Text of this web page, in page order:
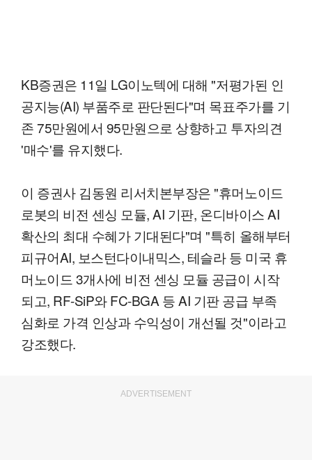
KB증권은 11일 LG이노텍에 대해 "저평가된 인
공지능(AI) 부품주로 판단된다"며 목표주가를 기
존 75만원에서 95만원으로 상향하고 투자의견
'매수'를 유지했다.
이 증권사 김동원 리서치본부장은 "휴머노이드
로봇의 비전 센싱 모듈, AI 기판, 온디바이스 AI
확산의 최대 수혜가 기대된다"며 "특히 올해부터
피규어AI, 보스턴다이내믹스, 테슬라 등 미국 휴
머노이드 3개사에 비전 센싱 모듈 공급이 시작
되고, RF-SiP와 FC-BGA 등 AI 기판 공급 부족
심화로 가격 인상과 수익성이 개선될 것"이라고
강조했다.
ADVERTISEMENT